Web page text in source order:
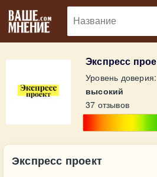
Экспресс
Уровень доверия:
высокий
37 отзывов
Экспресс проект